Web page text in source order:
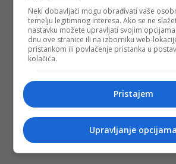
Neki dobavljači mogu obrađivati vaše
temelju legitimnog interesa. Ako se ne
nastavku možete upravljati svojim
dnu ove stranice ili na izborniku web-
pristankom ili povlačenje pristanka u
kolačića.
Pristajem
Upravljanje opcijama